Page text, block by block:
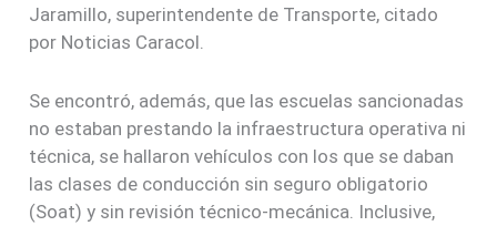
Jaramillo, superintendente de Transporte, citado
por Noticias Caracol.
Se encontró, además, que las escuelas sancionadas
no estaban prestando la infraestructura operativa ni
técnica, se hallaron vehículos con los que se daban
las clases de conducción sin seguro obligatorio
(Soat) y sin revisión técnico-mecánica. Inclusive,